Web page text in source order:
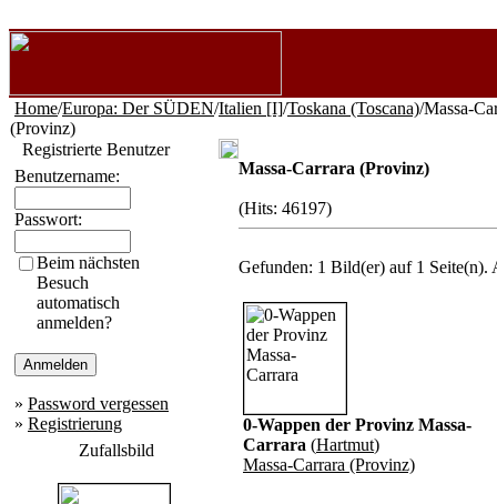
Home/Europa: Der SÜDEN/Italien [I]/Toskana (Toscana)/Massa-
(Provinz)
Registrierte Benutzer
Benutzername:
Passwort:
Beim nächsten
Besuch
automatisch
anmelden?
» Password vergessen
» Registrierung
Zufallsbild
Massa-Carrara (Provinz)
(Hits: 46197)
Gefunden: 1 Bild(er) auf 1 Seite(n).
0-Wappen der Provinz Massa-
Carrara (Hartmut)
Massa-Carrara (Provinz)